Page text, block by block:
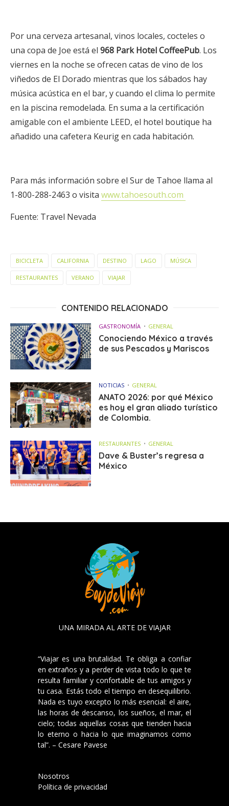
Por una cerveza artesanal, vinos locales, cocteles o
una copa de Joe está el 968 Park Hotel CoffeePub. Los
viernes en la noche se ofrecen catas de vino de los
viñedos de El Dorado mientras que los sábados hay
música acústica en el bar, y cuando el clima lo permite
en la piscina remodelada. En suma a la certificación
amigable con el ambiente LEED, el hotel boutique ha
añadido una cafetera Keurig en cada habitación.
Para más información sobre el Sur de Tahoe llama al
1-800-288-2463 o visita www.tahoesouth.com
Fuente: Travel Nevada
BICICLETA CALIFORNIA DESTINO LAGO MÚSICA
RESTAURANTES VERANO VIAJAR
CONTENIDO RELACIONADO
GASTRONOMÍA GENERAL
Conociendo México a través
de sus Pescados y Mariscos
NOTICIAS GENERAL
ANATO 2026: por qué México
es hoy el gran aliado turístico
de Colombia.
RESTAURANTES GENERAL
Dave & Buster’s regresa a
México
UNA MIRADA AL ARTE DE VIAJAR
“Viajar es una brutalidad. Te obliga a confiar
en extraños y a perder de vista todo lo que te
resulta familiar y confortable de tus amigos y
tu casa. Estás todo el tiempo en desequilibrio.
Nada es tuyo excepto lo más esencial: el aire,
las horas de descanso, los sueños, el mar, el
cielo; todas aquellas cosas que tienden hacia
lo eterno o hacia lo que imaginamos como
tal”. – Cesare Pavese
Nosotros
Política de privacidad